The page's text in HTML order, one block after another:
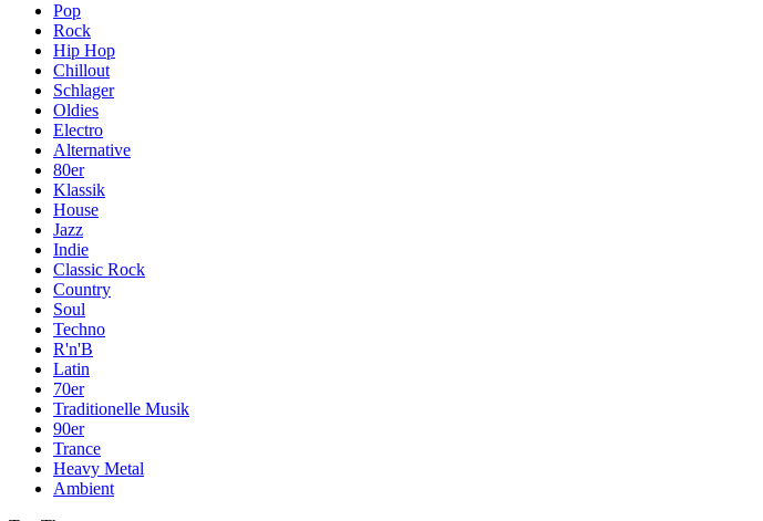
Pop
Rock
Hip Hop
Chillout
Schlager
Oldies
Electro
Alternative
80er
Klassik
House
Jazz
Indie
Classic Rock
Country
Soul
Techno
R'n'B
Latin
70er
Traditionelle Musik
90er
Trance
Heavy Metal
Ambient